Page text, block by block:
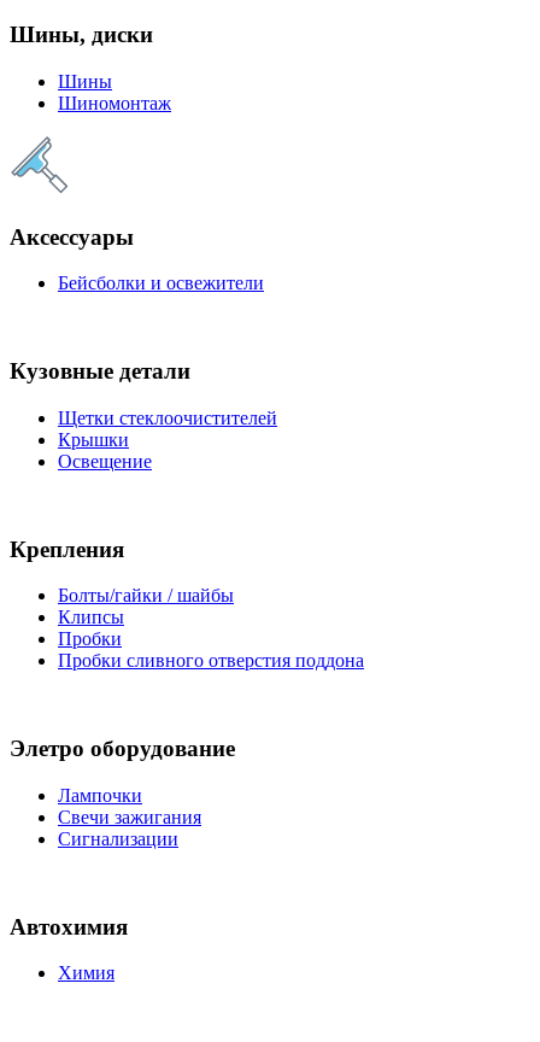
Шины, диски
Шины
Шиномонтаж
Аксессуары
Бейсболки и освежители
Кузовные детали
Щетки стеклоочистителей
Крышки
Освещение
Крепления
Болты/гайки / шайбы
Клипсы
Пробки
Пробки сливного отверстия поддона
Элетро оборудование
Лампочки
Свечи зажигания
Сигнализации
Автохимия
Химия